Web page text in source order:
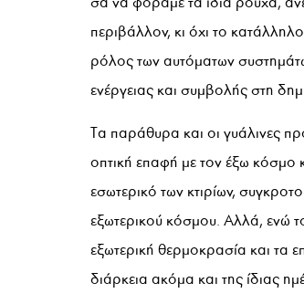
περιβάλλον, κι όχι το
ρόλος των αυτόματων
ενέργειας και συμβολής στη
Τα παράθυρα και οι γυάλινες
οπτική επαφή με τον έξω κόσμο
εσωτερικό των κτιρίων,
εξωτερικού κόσμου. Αλλά, ενώ
εξωτερική θερμοκρασία και τα
διάρκεια ακόμα και της ίδιας